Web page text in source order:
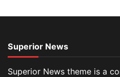
Superior News
Superior News theme is a